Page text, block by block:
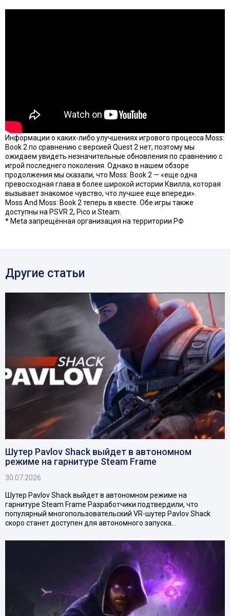
Информации о каких-либо улучшениях игрового процесса Moss:
Book 2 по сравнению с версией Quest 2 нет, поэтому мы
ожидаем увидеть незначительные обновления по сравнению с
игрой последнего поколения. Однако в нашем обзоре
продолжения мы сказали, что Moss: Book 2 — «еще одна
превосходная глава в более широкой истории Квилла, которая
вызывает знакомое чувство, что лучшее еще впереди».
Moss And Moss: Book 2 теперь в квесте. Обе игры также
доступны на PSVR 2, Pico и Steam.
* Meta запрещённая организация на территории РФ
Другие статьи
Шутер Pavlov Shack выйдет в автономном
режиме на гарнитуре Steam Frame
30.07.2026
Шутер Pavlov Shack выйдет в автономном режиме на
гарнитуре Steam Frame Разработчики подтвердили, что
популярный многопользовательский VR-шутер Pavlov Shack
скоро станет доступен для автономного запуска…